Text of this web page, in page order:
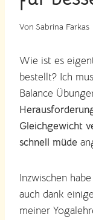
Von Sabrina Farkas
Wie ist es
bestellt? Ich
Balance
Gleichgewicht
schnell müde
Inzwischen
auch dank
meiner